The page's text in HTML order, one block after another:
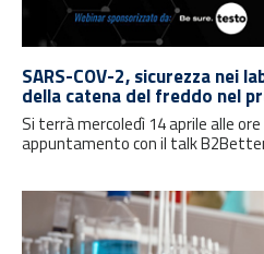
SARS-COV-2, sicurezza nei
della catena del freddo nel
Si terrà mercoledì 14 aprile alle
appuntamento con il talk